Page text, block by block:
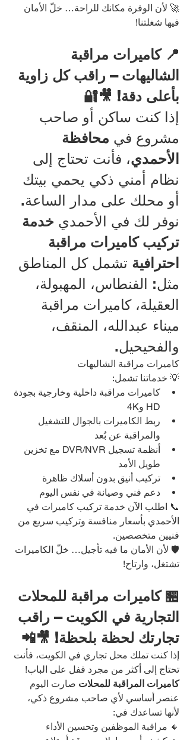
🚀 لأن الوفرة مكانك للراحة… خلّ الأمان
فيها شغلتنا!
📍 كاميرات مراقبة
الشاليهات – راقب كل زاوية
بأعلى دقة! 🎥🔐
إذا كنت ساكن أو صاحب
مشروع في محافظة
الأحمدي، فأنت تحتاج إلى
نظام أمني ذكي يحمي بيتك
أو محلك على مدار الساعة.
نوفر لك في الأحمدي خدمة
تركيب كاميرات مراقبة
احترافية تشمل كل المناطق
مثل: الفنطاس، المهبولة،
العقيلة، كاميرات مراقبة
ميناء عبدالله، المنقف،
والفحيحيل.
كاميرات مراقبة الشاليهات
💡 خدماتنا تشمل:
كاميرات مراقبة داخلية وخارجية بجودة
HD و4K
ربط الكاميرات بالجوال للتشغيل
والمراقبة عن بُعد
أنظمة تسجيل DVR/NVR مع تخزين
طويل الأمد
تركيب أنيق بدون أسلاك ظاهرة
دعم فني وصيانة في نفس اليوم
📞 اطلب الآن خدمة تركيب كاميرات في
الأحمدي بأسعار منافسة وتركيب سريع من
فنيين متخصصين.
🛡️ لأن الأمان ما فيه تأجيل… خلّ الكاميرات
تشتغل، وارتاح!
🏪 كاميرات مراقبة للمحلات
التجارية في الكويت – راقب
تجارتك لحظة بلحظة! 🎥📲
إذا كنت تملك محل تجاري في الكويت، فأنت
تحتاج إلى أكثر من مجرد قفل على الباب!
كاميرات المراقبة للمحلات صارت اليوم
عنصر أساسي لأي صاحب مشروع ذكي،
لأنها تساعدك في:
🔸 مراقبة الموظفين وتحسين الأداء